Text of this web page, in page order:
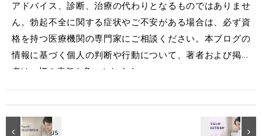
アドバイス、診断、治療の代わりとなるものではありませ
ん。勃起不全に関する症状やご不安がある場合は、必ず資
格を持つ医療機関の専門家にご相談ください。本ブログの
情報に基づく個人の判断や行動について、著者および掲載
者は一切の責任を負いかねます。